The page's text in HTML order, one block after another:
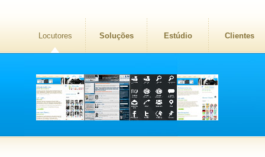
Locutores Soluções Estúdio Clientes